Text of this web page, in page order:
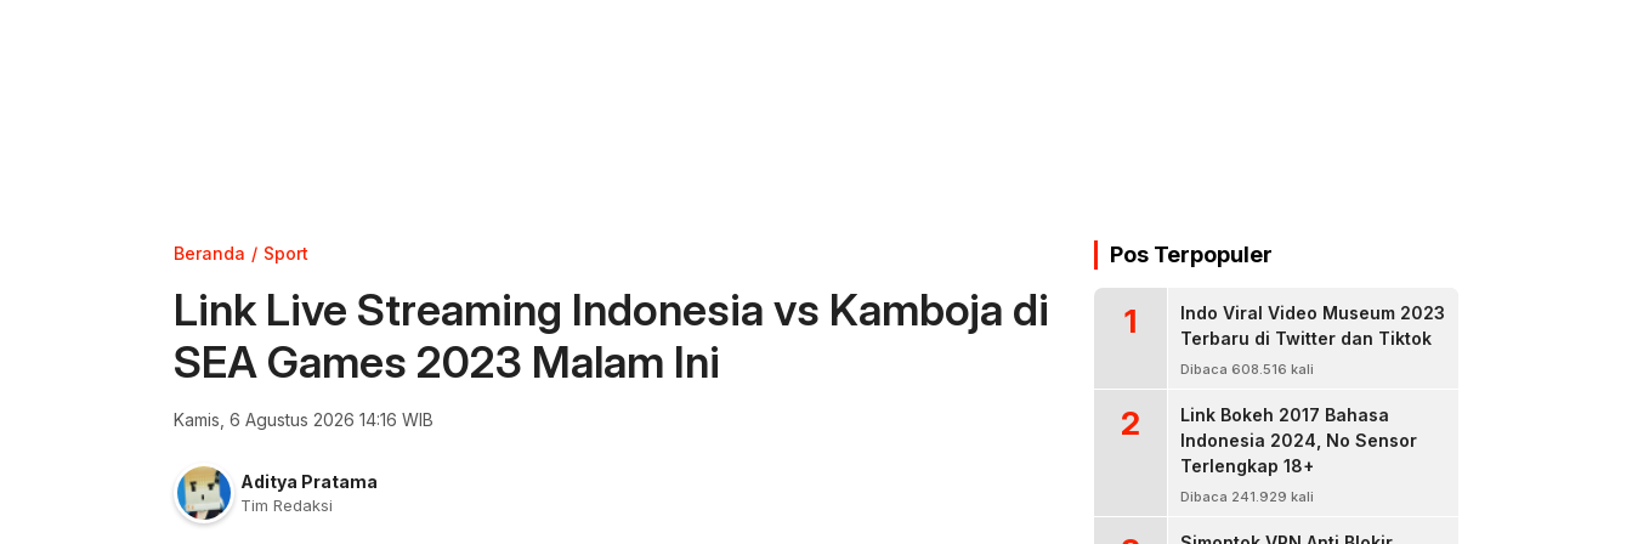
Beranda Sport
Link Live Streaming Indonesia vs Kamboja di
SEA Games 2023 Malam Ini
Kamis, 6 Agustus 2026 14:16 WIB
Aditya Pratama
Tim Redaksi
Pos Terpopuler
1
Indo Viral Video Museum 2023
Terbaru di Twitter dan Tiktok
Dibaca 608.516 kali
2
Link Bokeh 2017 Bahasa
Indonesia 2024, No Sensor
Terlengkap 18+
Dibaca 241.929 kali